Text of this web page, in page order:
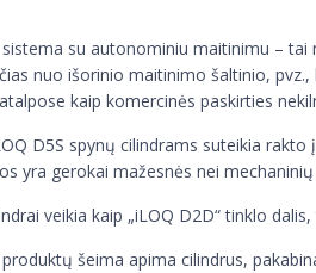
sistema su autonominiu maitinimu –
nuo išorinio maitinimo šaltinio,
kaip komercinės paskirties
D5S spynų cilindrams suteikia
yra gerokai mažesnės nei
veikia kaip „iLOQ D2D“ tinklo
produktų šeima apima cilindrus,